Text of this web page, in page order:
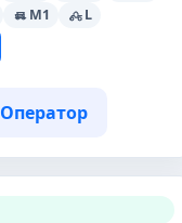
M1 L
Оператор